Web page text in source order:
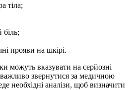
тіла;
прояви на шкірі.
можуть вказувати на серйозні
звернутися за медичною
необхідні аналізи, щоб визначити